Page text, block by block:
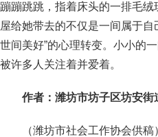
蹦蹦跳跳，指着床头的一排毛
屋给她带去的不仅是一间属于
世间美好”的心理转变。小小的
被许多人关注着并爱着。
作者：潍坊市坊子区坊安
（潍坊市社会工作协会供稿